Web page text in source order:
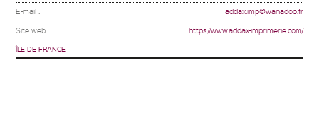
E-mail : addax.imp@wanadoo.fr
Site web : https://www.addax-imprimerie.com/
ÎLE-DE-FRANCE